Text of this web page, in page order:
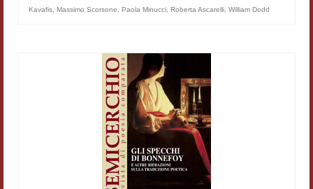
Corpus Rhythmorum Musicum
Lo studium aretino del ‘200
DIGIMED
Eurasian Latin Archive
Rammses
Kavafis Massimo Scorsone Paola Minucci Roberta Ascarelli William Dodd